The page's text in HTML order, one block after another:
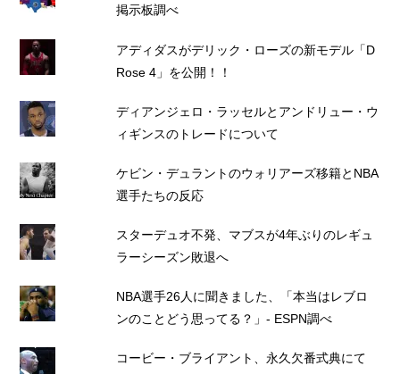
掲示板調べ
アディダスがデリック・ローズの新モデル「D
Rose 4」を公開！！
ディアンジェロ・ラッセルとアンドリュー・ウ
ィギンスのトレードについて
ケビン・デュラントのウォリアーズ移籍とNBA
選手たちの反応
スターデュオ不発、マブスが4年ぶりのレギュ
ラーシーズン敗退へ
NBA選手26人に聞きました、「本当はレブロ
ンのことどう思ってる？」- ESPN調べ
コービー・ブライアント、永久欠番式典にて